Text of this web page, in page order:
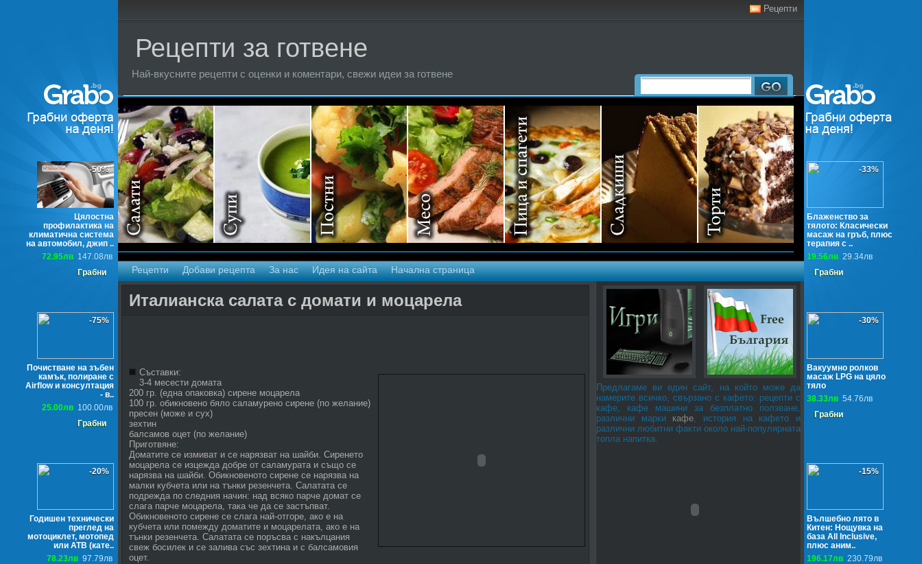
-50%
Цялостна
профилактика на
климатична система
на автомобил, джип ..
72.95лв 147.08лв
Грабни
-75%
Почистване на зъбен
камък, полиране с
Airflow и консултация
- в..
25.00лв 100.00лв
Грабни
-20%
Годишен технически
преглед на
мотоциклет, мотопед
или АТВ (кате..
78.23лв 97.79лв
-33%
Блаженство за
тялото: Класически
масаж на гръб, плюс
терапия с ..
19.56лв 29.34лв
Грабни
-30%
Вакуумно ролков
масаж LPG на цяло
тяло
38.33лв 54.76лв
Грабни
-15%
Вълшебно лято в
Китен: Нощувка на
база All Inclusive,
плюс аним..
196.17лв 230.79лв
Рецепти
Рецепти за готвене
Най-вкусните рецепти с оценки и коментари, свежи идеи за готвене
Торти
Рецепти Добави рецепта За нас Идея на сайта Начална страница
Италианска салата с домати и моцарела
Съставки:
3-4 месести домата
200 гр. (една опаковка) сирене моцарела
100 гр. обикновено бяло саламурено сирене (по желание)
пресен (може и сух)
зехтин
балсамов оцет (по желание)
Приготвяне:
Доматите се измиват и се нарязват на шайби. Сиренето
моцарела се изцежда добре от саламурата и също се
нарязва на шайби. Обикновеното сирене се нарязва на
малки кубчета или на тънки резенчета. Салатата се
подрежда по следния начин: над всяко парче домат се
слага парче моцарела, така че да се застъпват.
Обикновеното сирене се слага най-отгоре, ако е на
кубчета или помежду доматите и моцарелата, ако е на
тънки резенчета. Салатата се поръсва с накълцания
свеж босилек и се залива със зехтина и с балсамовия
оцет.
Предлагаме ви един сайт, на който може да
намерите всичко, свързано с кафето: рецепти с
кафе, кафе машини за безплатно ползване,
различни марки кафе, история на кафето и
различни любитни факти около най-популярната
топла напитка.